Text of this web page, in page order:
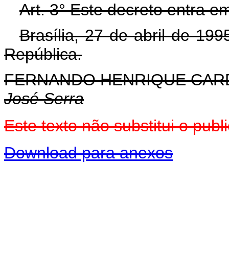
Art. 3° Este decreto entra
Brasília, 27 de abril de
República.
FERNANDO HENRIQUE
José Serra
Este texto não substitui o
Download para anexos